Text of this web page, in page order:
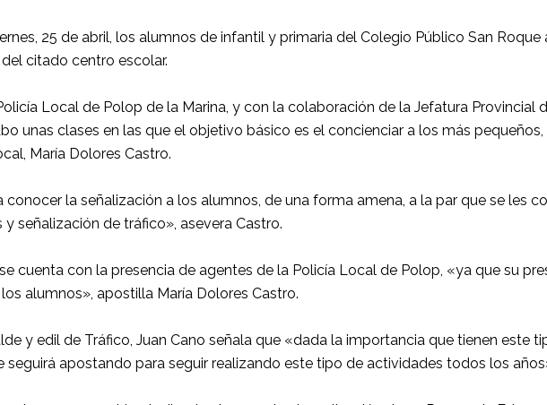
25 de abril, los alumnos de infantil y primaria del Colegio Público San Roque
citado centro escolar.
Local de Polop de la Marina, y con la colaboración de la Jefatura Provincial
unas clases en las que el objetivo básico es el concienciar a los más
María Dolores Castro.
conocer la señalización a los alumnos, de una forma amena, a la par que se les
señalización de tráfico», asevera Castro.
cuenta con la presencia de agentes de la Policía Local de Polop, «ya que su
alumnos», apostilla María Dolores Castro.
y edil de Tráfico, Juan Cano señala que «dada la importancia que tienen este
seguirá apostando para seguir realizando este tipo de actividades todos los